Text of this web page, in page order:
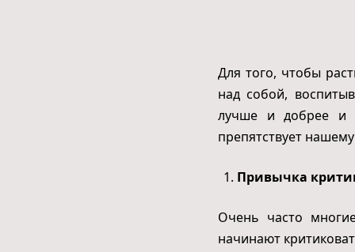
Для того, чтобы
над собой,
лучше и добрее и
препятствует
Привычка
Очень часто
начинают